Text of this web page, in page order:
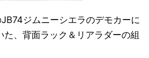
ジムニーシエラのデモカーに
た、背面ラック＆リアラダーの組